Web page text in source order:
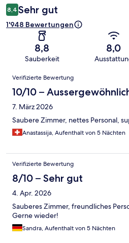
8,4 Sehr gut
1'948 Bewertungen
8,8
Sauberkeit
8,0
Bewertungen
Verifizierte Bewertung
10/10 –
7. März 2026
Saubere Zimmer, nettes Personal,
Anastassija, Aufenthalt von 5 Nächten
Verifizierte Bewertung
8/10 – Sehr gut
4. Apr. 2026
Sauberes Zimmer, freundliches
Gerne wieder!
Sandra, Aufenthalt von 5 Nächten